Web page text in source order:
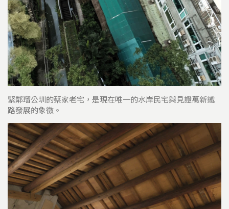
緊鄰瑠公圳的蔡家老宅，是現在唯一的水岸民宅與見證萬新鐵
路發展的象徵。